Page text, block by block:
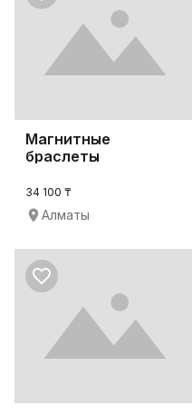
Магнитные
браслеты
34 100 ₸
Алматы